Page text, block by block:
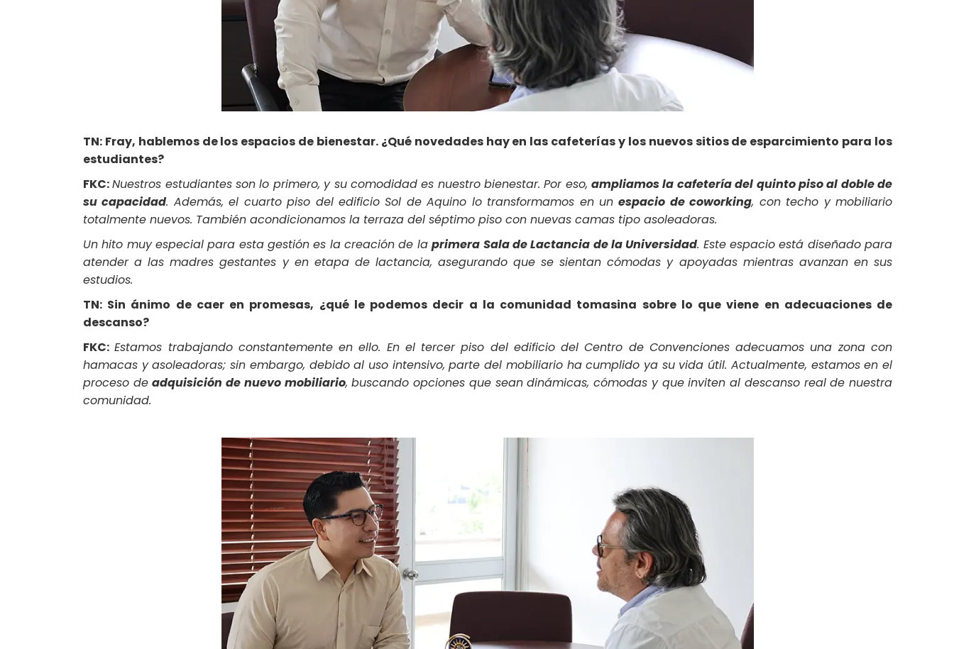
TN: Fray, hablemos de los espacios de bienestar. ¿Qué novedades hay en las cafeterías y los nuevos sitios de esparcimiento para los
estudiantes?
FKC:Nuestros estudiantes son lo primero, y su comodidad es nuestro bienestar. Por eso,ampliamos la cafetería del quinto piso al doble de
su capacidad. Además, el cuarto piso del edificio Sol de Aquino lo transformamos en unespacio de coworking, con techo y mobiliario
totalmente nuevos. También acondicionamos la terraza del séptimo piso con nuevas camas tipo asoleadoras.
Un hito muy especial para esta gestión es la creación de laprimera Sala de Lactancia de la Universidad. Este espacio está diseñado para
atender a las madres gestantes y en etapa de lactancia, asegurando que se sientan cómodas y apoyadas mientras avanzan en sus
estudios.
TN: Sin ánimo de caer en promesas, ¿qué le podemos decir a la comunidad tomasina sobre lo que viene en adecuaciones de
descanso?
FKC: Estamos trabajando constantemente en ello. En el tercer piso del edificio del Centro de Convenciones adecuamos una zona con
hamacas y asoleadoras; sin embargo, debido al uso intensivo, parte del mobiliario ha cumplido ya su vida útil. Actualmente, estamos en el
proceso deadquisición de nuevo mobiliario, buscando opciones que sean dinámicas, cómodas y que inviten al descanso real de nuestra
comunidad.